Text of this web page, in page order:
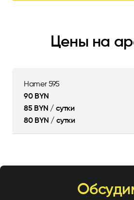
Цены на
Hamer 595
90 BYN
85 BYN / сутки
80 BYN / сутки